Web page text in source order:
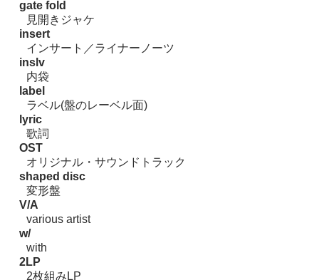
gate fold
見開きジャケ
insert
インサート／ライナーノーツ
inslv
内袋
label
ラベル(盤のレーベル面)
lyric
歌詞
OST
オリジナル・サウンドトラック
shaped disc
変形盤
V/A
various artist
w/
with
2LP
2枚組みLP